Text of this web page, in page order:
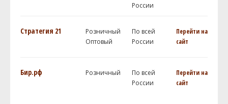
России
Стратегия 21
Розничный
Оптовый
По всей
России
Перейти на
сайт
Бир.рф Розничный
По всей
России
Перейти на
сайт